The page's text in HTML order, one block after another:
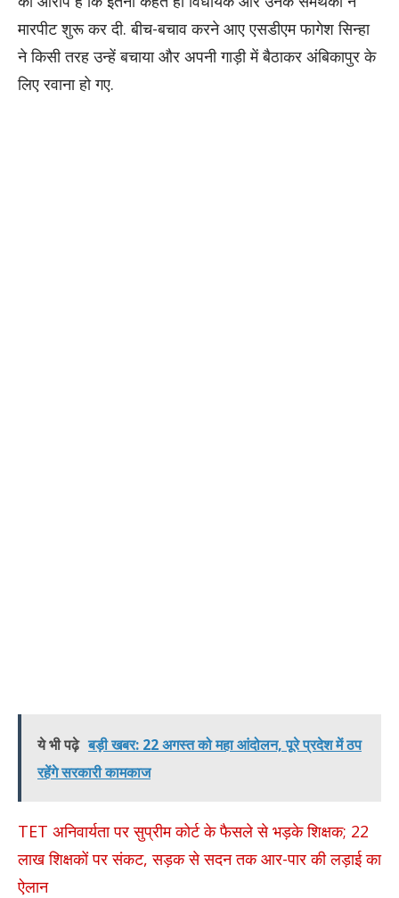
मारपीट शुरू कर दी. बीच-बचाव करने आए एसडीएम फागेश सिन्हा
ने किसी तरह उन्हें बचाया और अपनी गाड़ी में बैठाकर अंबिकापुर के
लिए रवाना हो गए.
ये भी पढ़े बड़ी खबर: 22 अगस्त को महा आंदोलन, पूरे प्रदेश में ठप
रहेंगे सरकारी कामकाज
TET अनिवार्यता पर सुप्रीम कोर्ट के फैसले से भड़के शिक्षक; 22
लाख शिक्षकों पर संकट, सड़क से सदन तक आर-पार की लड़ाई का
ऐलान